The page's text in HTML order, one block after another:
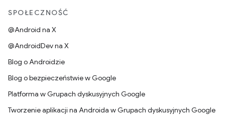
SPOŁECZNOŚĆ
@Android na X
@AndroidDev na X
Blog o Androidzie
Blog o bezpieczeństwie w Google
Platforma w Grupach dyskusyjnych Google
Tworzenie aplikacji na Androida w Grupach dyskusyjnych Google